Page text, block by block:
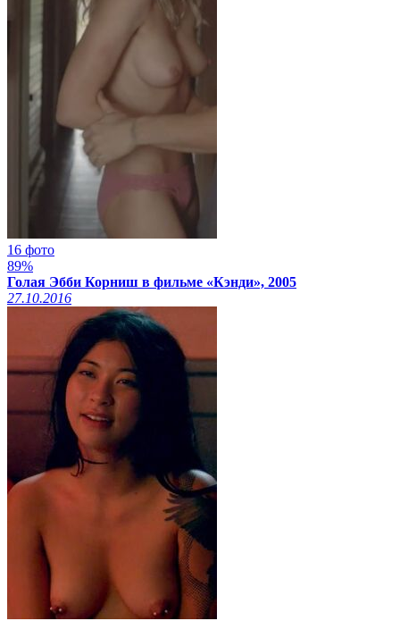
16 фото
89%
Голая Эбби Корниш в фильме «Кэнди», 2005
27.10.2016